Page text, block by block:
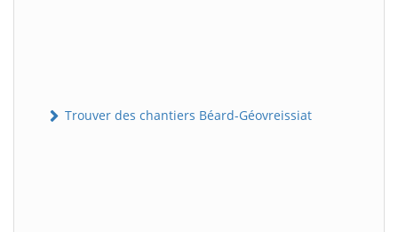
Trouver des chantiers Béard-Géovreissiat